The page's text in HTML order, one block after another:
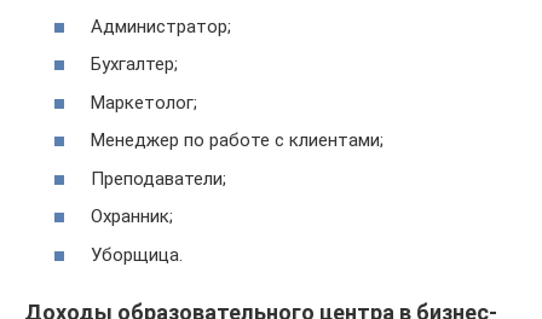
Администратор;
Бухгалтер;
Маркетолог;
Менеджер по работе с клиентами;
Преподаватели;
Охранник;
Уборщица.
Доходы образовательного центра в бизнес-